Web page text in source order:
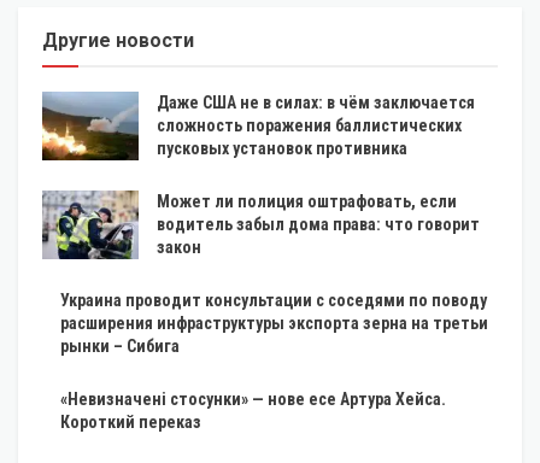
Другие новости
Даже США не в силах: в чём заключается
сложность поражения баллистических
пусковых установок противника
Может ли полиция оштрафовать, если
водитель забыл дома права: что говорит
закон
Украина проводит консультации с соседями по поводу
расширения инфраструктуры экспорта зерна на третьи
рынки – Сибига
«Невизначені стосунки» — нове есе Артура Хейса.
Короткий переказ